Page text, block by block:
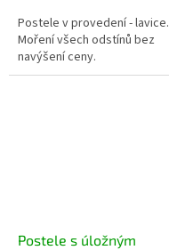
Postele v provedení - lavice.
Moření všech odstínů bez
navýšení ceny.
Postele s úložným